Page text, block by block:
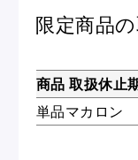
限定商品
商品 取扱休止
単品マカロン